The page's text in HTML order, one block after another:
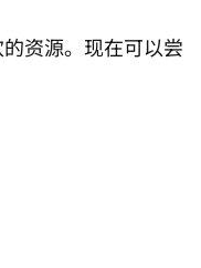
资源。现在可以尝